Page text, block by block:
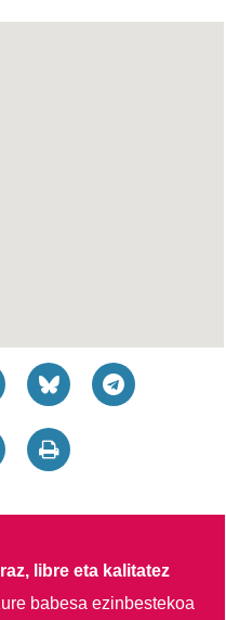
libre eta kalitatez
babesa ezinbestekoa